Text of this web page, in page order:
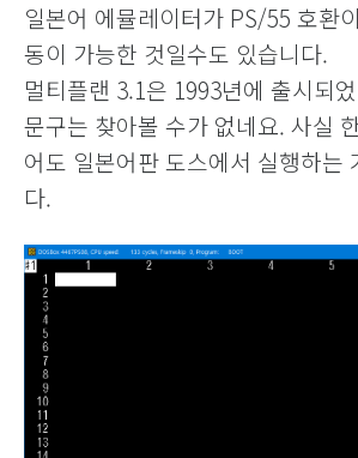
일본어 에뮬레이터가 PS/55 호환
동이 가능한 것일수도 있습니다.
멀티플랜 3.1은 1993년에 출시되
문구는 찾아볼 수가 없네요. 사실
어도 일본어판 도스에서 실행하는
다.